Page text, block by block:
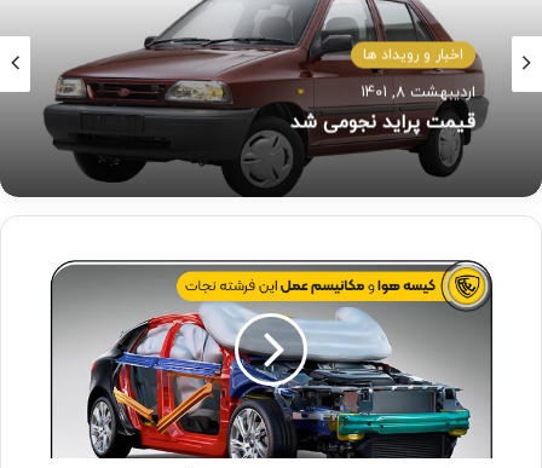
اخبار و رویداد ها
اردیبهشت ۸, ۱۴۰۱
قیمت پراید نجومی شد